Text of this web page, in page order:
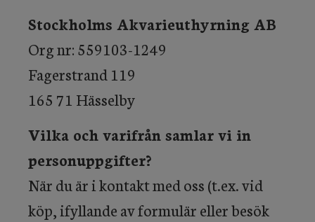
Stockholms Akvarieuthyrning AB
Org nr: 559103-1249
Fagerstrand 119
165 71 Hässelby
Vilka och varifrån samlar vi in
personuppgifter?
När du är i kontakt med oss (t.ex. vid
köp, ifyllande av formulär eller besök